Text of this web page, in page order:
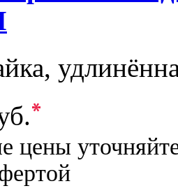
*
цены